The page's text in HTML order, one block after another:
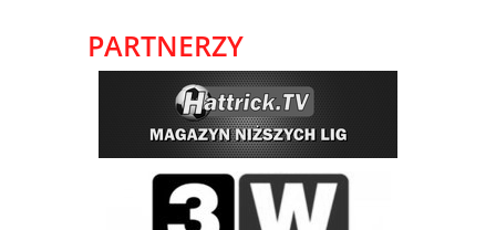
PARTNERZY